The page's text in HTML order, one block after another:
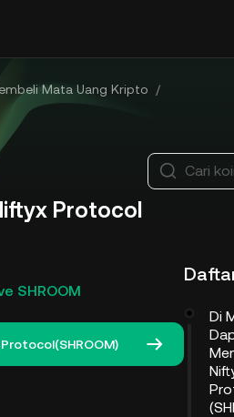
Mata Uang Kripto
/
Protocol
SHROOM
Cari
Di